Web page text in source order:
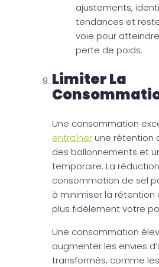
ajustements,
tendances et
voie pour
perte de poids.
Limiter La
Une consommation
entraînerune rétention
des ballonnements et
temporaire. La
consommation de sel
à minimiser la rétention
plus fidèlement votre
Une consommation
augmenter les envies
transformés, comme